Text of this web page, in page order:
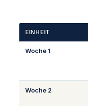
EINHEIT
Woche 1
Woche 2